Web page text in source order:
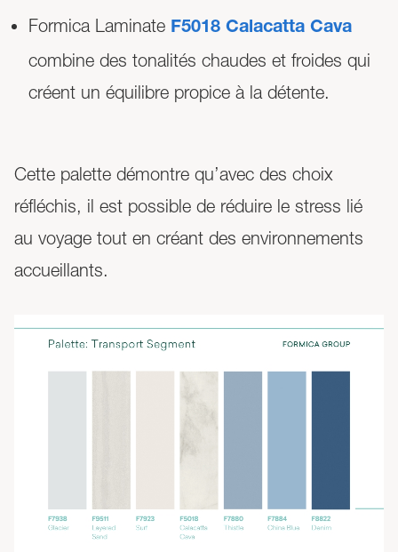
Formica Laminate F5018 Calacatta Cava
combine des tonalités chaudes et froides qui
créent un équilibre propice à la détente.
Cette palette démontre qu’avec des choix
réfléchis, il est possible de réduire le stress lié
au voyage tout en créant des environnements
accueillants.